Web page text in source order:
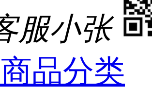
服小张
品分类